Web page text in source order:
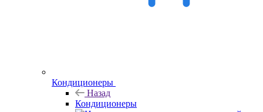
Кондиционеры
Назад
Кондиционеры